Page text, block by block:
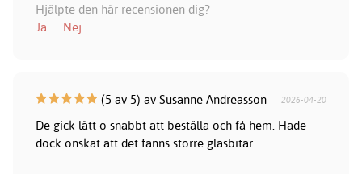
Hjälpte den här recensionen dig?
Ja
Nej
(5 av 5) av Susanne Andreasson 2026-04-20
De gick lätt o snabbt att beställa och få hem. Hade
dock önskat att det fanns större glasbitar.